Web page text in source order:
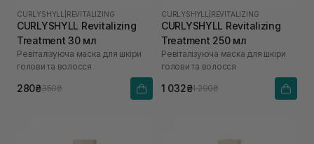
CURLYSHYLL REVITALIZING
CURLYSHYLL Revitalizing
Treatment 30 мл
Ревіталізуюча маска для шкіри
голови та волосся
280₴350₴
CURLYSHYLL REVITALIZING
CURLYSHYLL Revitalizing
Treatment 250 мл
Ревіталізуюча маска для шкіри
голови та волосся
1 032₴1 290₴